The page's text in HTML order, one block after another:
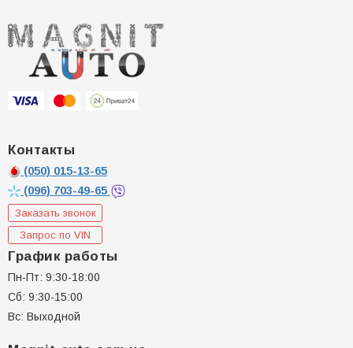
Контакты
(050) 015-13-65
(096) 703-49-65
Заказать звонок
Запрос по VIN
График работы
Пн-Пт: 9:30-18:00
Сб: 9:30-15:00
Вс: Выходной